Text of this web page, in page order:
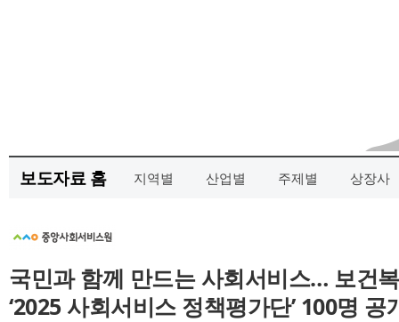
보도자료 홈 지역별 산업별 주제별 상장사
국민과 함께 만드는 사회서비스… 보건
‘2025 사회서비스 정책평가단’ 100명 공